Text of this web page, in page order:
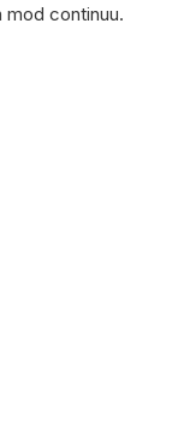
mod continuu.